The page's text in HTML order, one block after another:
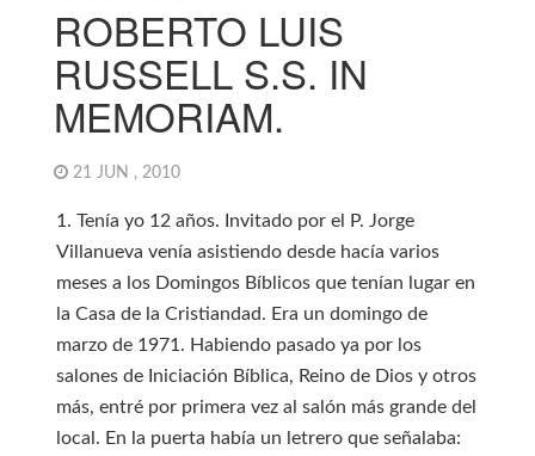
ROBERTO LUIS
RUSSELL S.S. IN
MEMORIAM.
21 JUN , 2010
1. Tenía yo 12 años. Invitado por el P. Jorge
Villanueva venía asistiendo desde hacía varios
meses a los Domingos Bíblicos que tenían lugar en
la Casa de la Cristiandad. Era un domingo de
marzo de 1971. Habiendo pasado ya por los
salones de Iniciación Bíblica, Reino de Dios y otros
más, entré por primera vez al salón más grande del
local. En la puerta había un letrero que señalaba: